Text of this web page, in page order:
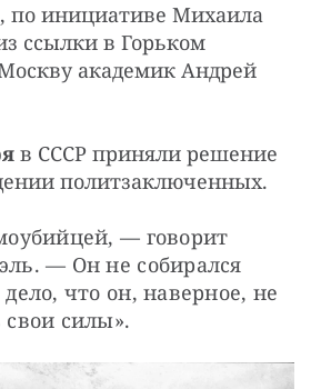
, по инициативе Михаила
ссылки в Горьком
академик Андрей
в СССР приняли решение
политзаключенных.
— говорит
— Он не собирался
что он, наверное, не
свои силы».